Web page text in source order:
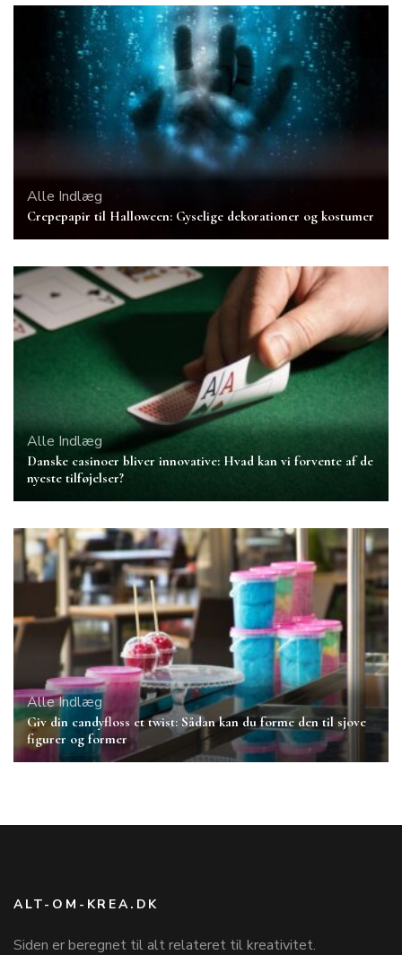
Alle Indlæg
Crepepapir til Halloween: Gyselige dekorationer og kostumer
Alle Indlæg
Danske casinoer bliver innovative: Hvad kan vi forvente af de
nyeste tilføjelser?
Alle Indlæg
Giv din candyfloss et twist: Sådan kan du forme den til sjove
figurer og former
ALT-OM-KREA.DK
Siden er beregnet til alt relateret til kreativitet.